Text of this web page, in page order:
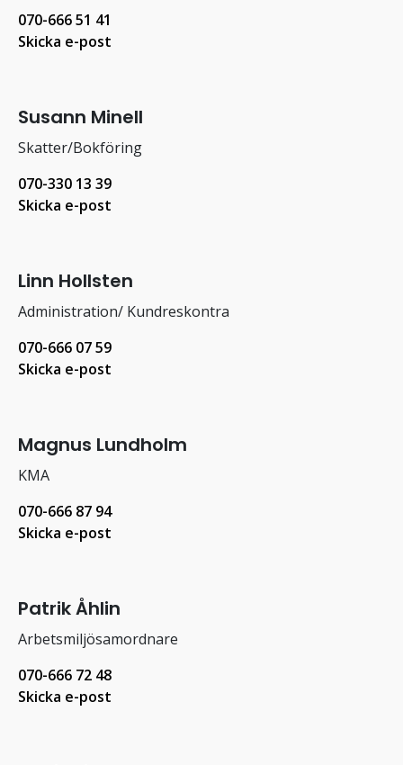
070-666 51 41
Skicka e-post
Susann Minell
Skatter/Bokföring
070-330 13 39
Skicka e-post
Linn Hollsten
Administration/ Kundreskontra
070-666 07 59
Skicka e-post
Magnus Lundholm
KMA
070-666 87 94
Skicka e-post
Patrik Åhlin
Arbetsmiljösamordnare
070-666 72 48
Skicka e-post